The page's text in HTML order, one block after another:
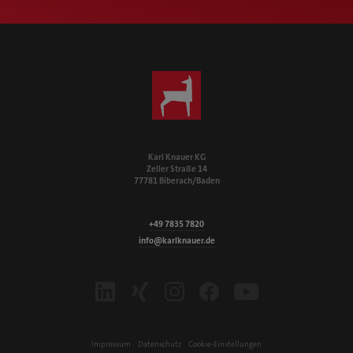
Karl Knauer KG
Zeller Straße 14
77781 Biberach/Baden
+49 7835 7820
info@karlknauer.de
Impressum Datenschutz Cookie-Einstellungen